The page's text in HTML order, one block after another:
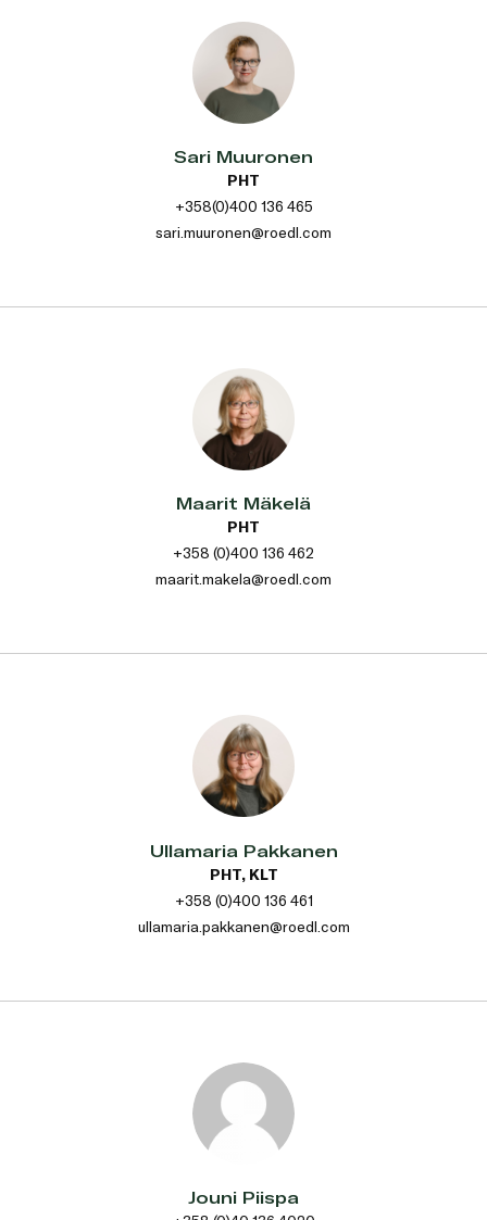
Sari Muuronen
PHT
+358(0)400 136 465
sari.muuronen@roedl.com
Maarit Mäkelä
PHT
+358 (0)400 136 462
maarit.makela@roedl.com
Ullamaria Pakkanen
PHT, KLT
+358 (0)400 136 461
ullamaria.pakkanen@roedl.com
Jouni Piispa